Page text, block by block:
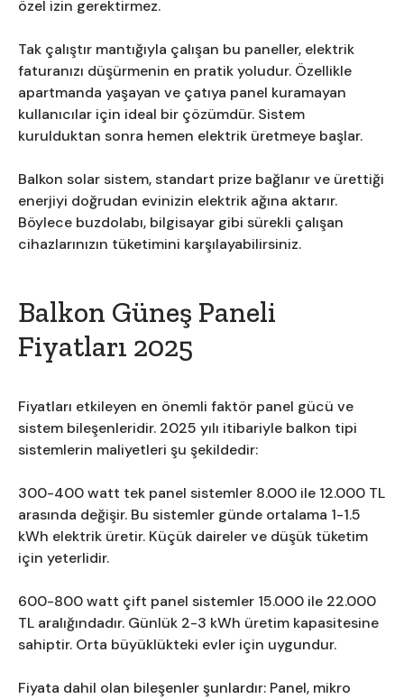
özel izin gerektirmez.
Tak çalıştır mantığıyla çalışan bu paneller, elektrik
faturanızı düşürmenin en pratik yoludur. Özellikle
apartmanda yaşayan ve çatıya panel kuramayan
kullanıcılar için ideal bir çözümdür. Sistem
kurulduktan sonra hemen elektrik üretmeye başlar.
Balkon solar sistem, standart prize bağlanır ve ürettiği
enerjiyi doğrudan evinizin elektrik ağına aktarır.
Böylece buzdolabı, bilgisayar gibi sürekli çalışan
cihazlarınızın tüketimini karşılayabilirsiniz.
Balkon Güneş Paneli
Fiyatları 2025
Fiyatları etkileyen en önemli faktör panel gücü ve
sistem bileşenleridir. 2025 yılı itibariyle balkon tipi
sistemlerin maliyetleri şu şekildedir:
300-400 watt tek panel sistemler 8.000 ile 12.000 TL
arasında değişir. Bu sistemler günde ortalama 1-1.5
kWh elektrik üretir. Küçük daireler ve düşük tüketim
için yeterlidir.
600-800 watt çift panel sistemler 15.000 ile 22.000
TL aralığındadır. Günlük 2-3 kWh üretim kapasitesine
sahiptir. Orta büyüklükteki evler için uygundur.
Fiyata dahil olan bileşenler şunlardır: Panel, mikro